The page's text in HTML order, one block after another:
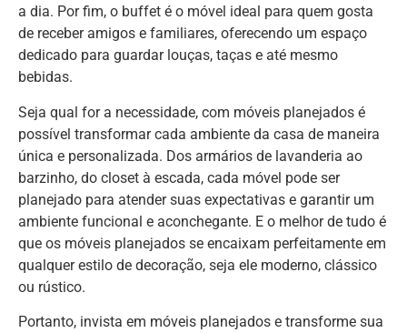
a dia. Por fim, o buffet é o móvel ideal para quem gosta
de receber amigos e familiares, oferecendo um espaço
dedicado para guardar louças, taças e até mesmo
bebidas.
Seja qual for a necessidade, com móveis planejados é
possível transformar cada ambiente da casa de maneira
única e personalizada. Dos armários de lavanderia ao
barzinho, do closet à escada, cada móvel pode ser
planejado para atender suas expectativas e garantir um
ambiente funcional e aconchegante. E o melhor de tudo é
que os móveis planejados se encaixam perfeitamente em
qualquer estilo de decoração, seja ele moderno, clássico
ou rústico.
Portanto, invista em móveis planejados e transforme sua